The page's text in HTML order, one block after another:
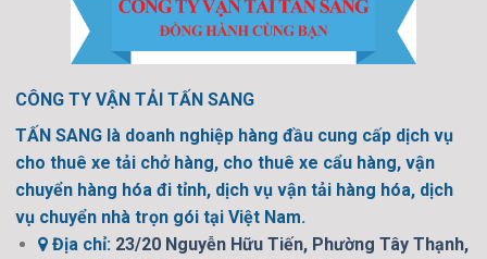
CÔNG TY VẬN TẢI TẤN SANG
TẤN SANG là doanh nghiệp hàng đầu cung cấp dịch vụ
cho thuê xe tải chở hàng, cho thuê xe cẩu hàng, vận
chuyển hàng hóa đi tỉnh, dịch vụ vận tải hàng hóa, dịch
vụ chuyển nhà trọn gói tại Việt Nam.
Địa chỉ: 23/20 Nguyễn Hữu Tiến, Phường Tây Thạnh,